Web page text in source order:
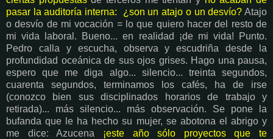
pasar la auditoría interna: ¿son un atajo o un desvío? Atajo
o desvío de mi vocación = lo que quiero hacer del resto de
mi vida laboral. Bueno... en realidad ¡de mi vida! Punto.
Pedro calla y escucha, observa y escudriña desde la
profundidad oceánica de sus ojos grises. Hago una pausa,
espero que me diga algo... silencio... treinta segundos,
cuarenta segundos, terminamos los cafés, ha de irse
(conozco bien sus disciplinados horarios de trabajo y
retirada)... más silencio... más observación. Se pone la
bufanda que le ha hecho su mujer, se abotona el abrigo y
me dice: Azucena
¡este año sólo proyectos que te